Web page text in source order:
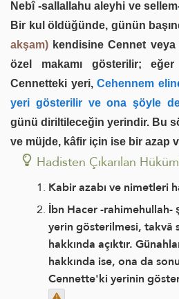
Nebî -sallallahu aleyhi ve
Bir kul öldüğünde, günün
akşam) kendisine Cennet
özel makamı gösterilir;
Cennetteki yeri,Cehennem
yeri gösterilir ve ona şöyle
günü diriltileceğin yerindir. Bu
ve müjde, kâfir için ise bir azap
Hadisten Çıkarılan
Kabir azabı ve nimetleri
İbn Hacer -
yerin gösterilmesi, takvâ
hakkında açıktır.
hakkında ise, ona da
Cennette'ki yerinin